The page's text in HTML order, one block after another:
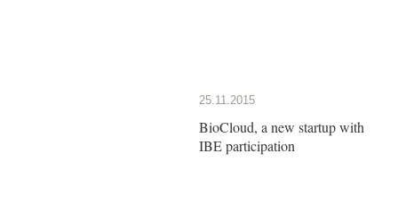
25.11.2015
BioCloud, a new startup with
IBE participation